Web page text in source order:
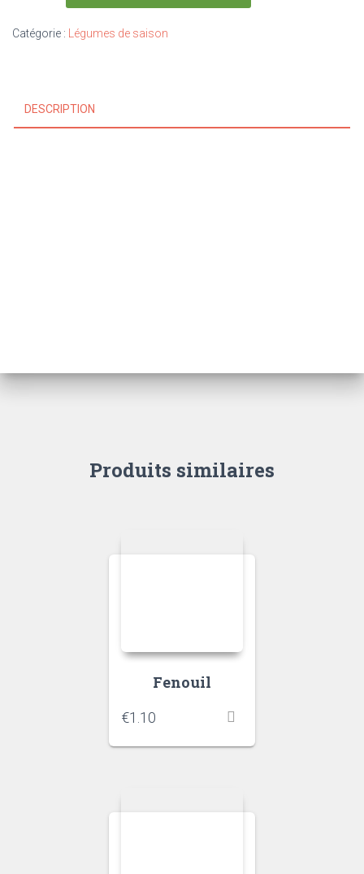
Catégorie : Légumes de saison
DESCRIPTION
Produits similaires
Fenouil
€1.10